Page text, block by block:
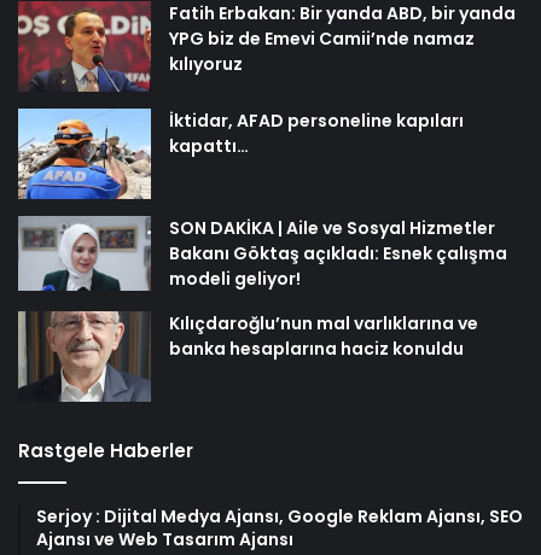
Fatih Erbakan: Bir yanda ABD, bir yanda
YPG biz de Emevi Camii’nde namaz
kılıyoruz
İktidar, AFAD personeline kapıları
kapattı…
SON DAKİKA | Aile ve Sosyal Hizmetler
Bakanı Göktaş açıkladı: Esnek çalışma
modeli geliyor!
Kılıçdaroğlu’nun mal varlıklarına ve
banka hesaplarına haciz konuldu
Rastgele Haberler
Serjoy : Dijital Medya Ajansı, Google Reklam Ajansı, SEO
Ajansı ve Web Tasarım Ajansı